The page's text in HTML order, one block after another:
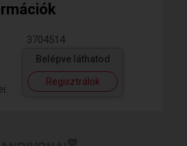
3704514
Belépve láthatod
Regisztrálok